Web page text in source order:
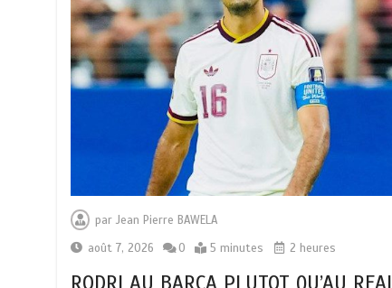
parJean Pierre BAWELA
août 7, 2026
0 5 minutes 2 heures
RODRI AU BARÇA PLUTOT QU’AU REAL